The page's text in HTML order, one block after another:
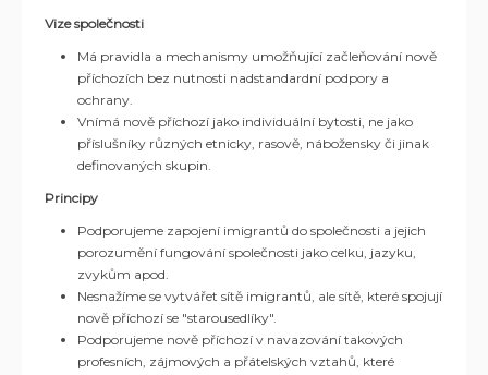
Vize společnosti
Má pravidla a mechanismy umožňující začleňování nově
příchozích bez nutnosti nadstandardní podpory a
ochrany.
Vnímá nově příchozí jako individuální bytosti, ne jako
příslušníky různých etnicky, rasově, nábožensky či jinak
definovaných skupin.
Principy
Podporujeme zapojení imigrantů do společnosti a jejich
porozumění fungování společnosti jako celku, jazyku,
zvykům apod.
Nesnažíme se vytvářet sítě imigrantů, ale sítě, které spojují
nově příchozí se "starousedlíky".
Podporujeme nově příchozí v navazování takových
profesních, zájmových a přátelských vztahů, které